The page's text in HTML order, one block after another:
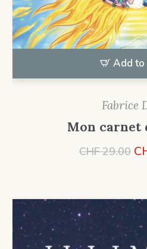
Add to
Fabrice
Mon carnet
CHF 29.00 Le